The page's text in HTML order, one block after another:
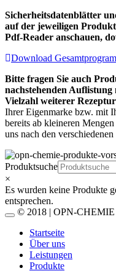
Sicherheitsdatenblätter
auf der jeweiligen
Pdf-Reader anschauen,
Download
Bitte fragen Sie auch
nachstehenden
Vielzahl weiterer
Ihrer Eigenmarke bzw. mit
bereits ab kleineren
uns nach den
Produktsuche
×
Es wurden keine Produkte
entsprechen.
© 2018 | OPN-
Startseite
Über uns
Leistungen
Produkte